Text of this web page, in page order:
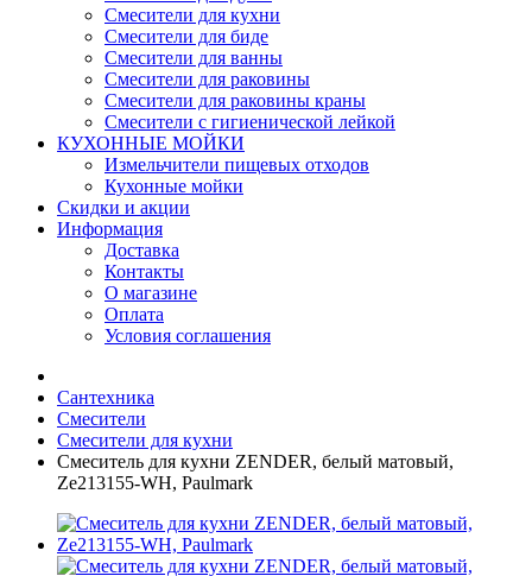
Смесители для кухни
Смесители для биде
Смесители для ванны
Смесители для раковины
Смесители для раковины краны
Смесители с гигиенической лейкой
КУХОННЫЕ МОЙКИ
Измельчители пищевых отходов
Кухонные мойки
Скидки и акции
Информация
Доставка
Контакты
О магазине
Оплата
Условия соглашения
Сантехника
Смесители
Смесители для кухни
Смеситель для кухни ZENDER, белый матовый,
Ze213155-WH, Paulmark